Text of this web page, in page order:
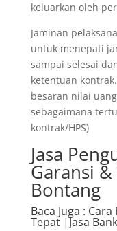
keluarkan oleh
Jaminan
untuk menepati
sampai selesai
ketentuan
besaran nilai
sebagaimana
kontrak/HPS)
Jasa
Garansi
Bontang
Baca Juga :
Tepat |Jasa